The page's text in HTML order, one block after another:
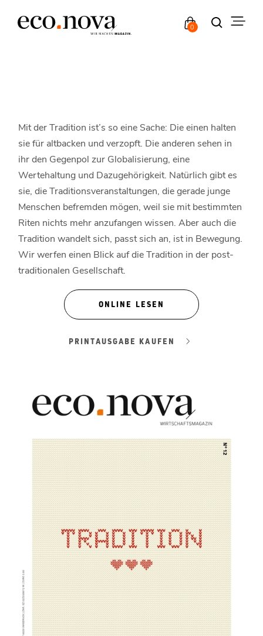
0
Mit der Tradition ist’s so eine Sache: Die einen halten
sie für altbacken und verzopft. Die anderen sehen in
ihr den Gegenpol zur Globalisierung, eine
Wertehaltung und Dazugehörigkeit. Natürlich gibt es
sie, die Traditionsveranstaltungen, die gerade junge
Menschen befremden mögen, weil sie mit bestimmten
Riten nichts mehr anzufangen wissen. Aber auch die
Tradition wandelt sich, passt sich an, ist in Bewegung.
Wir werfen einen Blick auf die Tradition in der post-
traditionalen Gesellschaft.
ONLINE LESEN
PRINTAUSGABE KAUFEN